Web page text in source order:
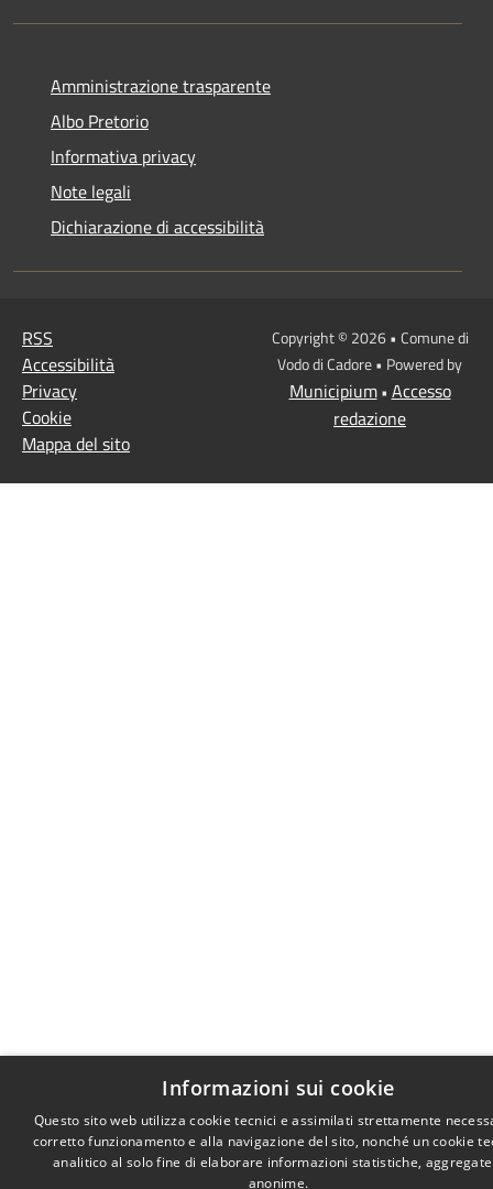
Amministrazione trasparente
Albo Pretorio
Informativa privacy
Note legali
Dichiarazione di accessibilità
RSS
Accessibilità
Privacy
Cookie
Mappa del sito
Copyright © 2026 • Comune di
Vodo di Cadore • Powered by
Municipium• Accesso
redazione
Informazioni sui cookie
Questo sito web utilizza cookie tecnici e assimilati strettamente
corretto funzionamento e alla navigazione del sito, nonché un cookie
analitico al solo fine di elaborare informazioni statistiche,
anonime.